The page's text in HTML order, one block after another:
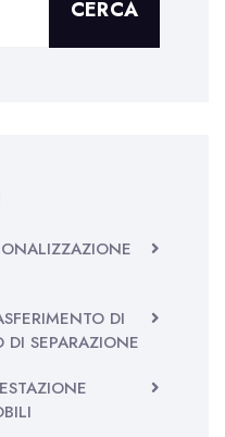
CERCA
DI
DI SEPARAZIONE